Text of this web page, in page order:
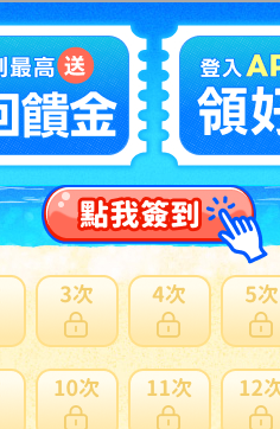
拍賣編號 ：u1229108190
商品新舊
： 有傷損和汙
自動延長
： 有
認証限制
： 否
提前結束
： 有
可否退貨
：否
出價競標